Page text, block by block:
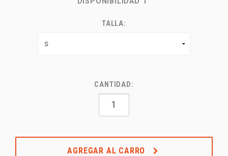
TALLA:
CANTIDAD:
AGREGAR AL CARRO